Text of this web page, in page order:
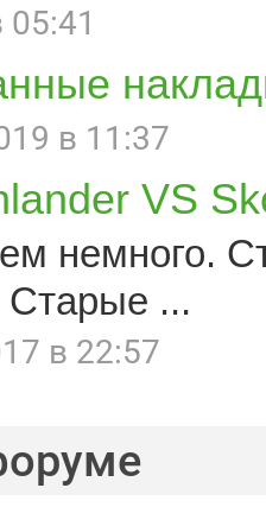
в 11:37
VS
немного.
Старые ...
в 22:57